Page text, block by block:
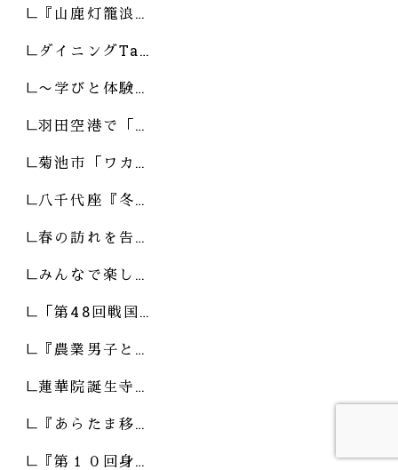
『山鹿灯籠浪…
ダイニングTa…
〜学びと体験…
羽田空港で「…
菊池市「ワカ…
八千代座『冬…
春の訪れを告…
みんなで楽し…
「第48回戦国…
『農業男子と…
蓮華院誕生寺…
『あらたま移…
『第１０回身…